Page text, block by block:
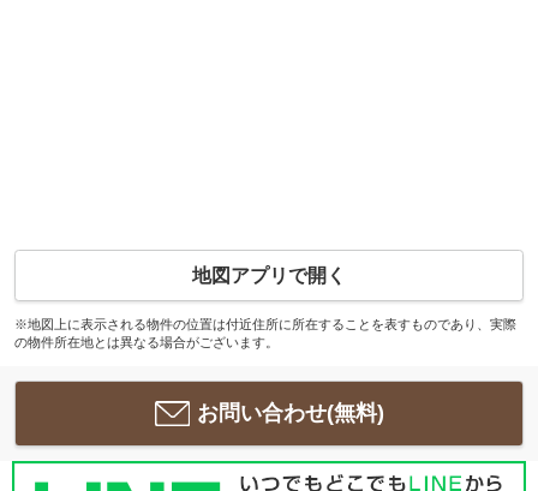
地図アプリで開く
※地図上に表示される物件の位置は付近住所に所在することを表すものであり、実際
の物件所在地とは異なる場合がございます。
お問い合わせ(無料)